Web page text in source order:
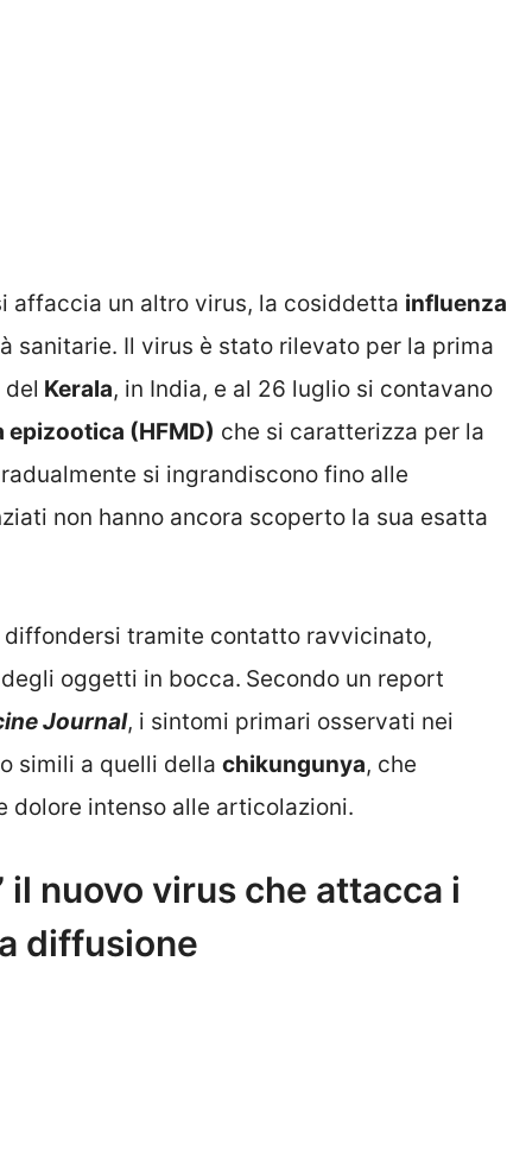
affaccia un altro virus, la cosiddetta influenza
sanitarie. Il virus è stato rilevato per la prima
Kerala, in India, e al 26 luglio si contavano
epizootica (HFMD) che si caratterizza per la
si ingrandiscono fino alle
non hanno ancora scoperto la sua esatta
tramite contatto ravvicinato,
oggetti in bocca. Secondo un report
Journal, i sintomi primari osservati nei
simili a quelli della chikungunya, che
dolore intenso alle articolazioni.
nuovo virus che attacca i
diffusione